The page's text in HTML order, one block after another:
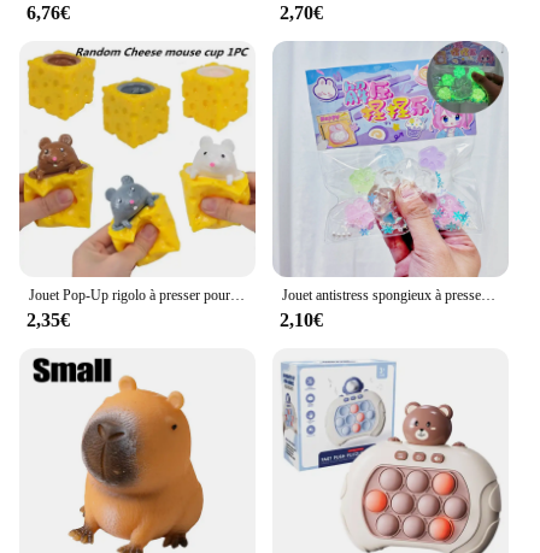
6,76€ 2,70€
Jouet Pop-Up rigolo à presser pour enfant et adulte, souris et fromage, nuit, anti-souligné, cache-cache, figurines, instituts
2,35€
Jouet antistress spongieux à presser pour adultes et enfants, patte de chat Shoous, hamster, fête d'instituts soulignés, jouets à la hausse, jouet de décompression commandé
2,10€